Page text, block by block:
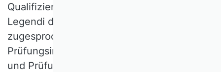
Qualifizierungsphase in Form der Venia
Legendi das Recht und die Kompetenz
zugesprochen, valide Entscheidungen über
Prüfungsinhalte und -formate zu treffen
und Prüfungsleistungen zu bewerten. In